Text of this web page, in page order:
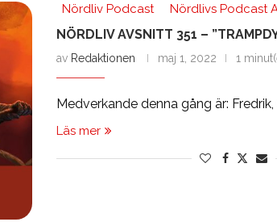
Nördliv Podcast Nördlivs Podcast
NÖRDLIV AVSNITT 351 –
av Redaktionen maj 1, 2022 1
Medverkande denna gång är:
Läs mer